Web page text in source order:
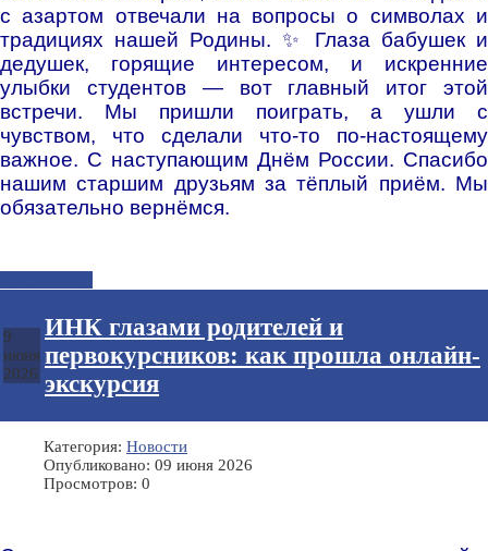
с азартом отвечали на вопросы о символах и
традициях нашей Родины. ✨ Глаза бабушек и
дедушек, горящие интересом, и искренние
улыбки студентов — вот главный итог этой
встречи. Мы пришли поиграть, а ушли с
чувством, что сделали что-то по-настоящему
важное. С наступающим Днём России. Спасибо
нашим старшим друзьям за тёплый приём. Мы
обязательно вернёмся.
9
июня
2026
ИНК глазами родителей и
первокурсников: как прошла онлайн-
экскурсия
Категория: Новости
Опубликовано: 09 июня 2026
Просмотров: 0